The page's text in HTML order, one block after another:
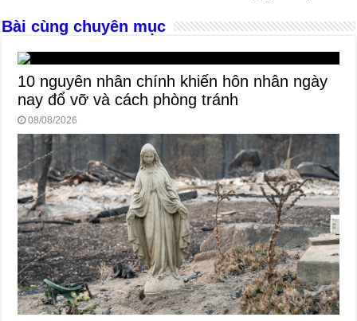
o
k
er p
Bài cùng chuyên mục
10 nguyên nhân chính khiến hôn nhân ngày
nay đổ vỡ và cách phòng tránh
08/08/2026